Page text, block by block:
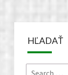
HĽADAŤ
Search